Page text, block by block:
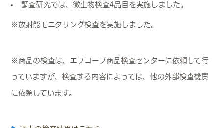
調査研究では、微生物検査4品目を実施しました。
※放射能モニタリング検査を実施しました。
※商品の検査は、エフコープ商品検査センターに依頼して行
っていますが、検査する内容によっては、他の外部検査機関
に依頼しています。